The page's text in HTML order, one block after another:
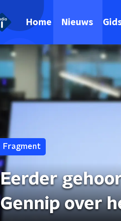
Home Nieuws
Fragment
Eerder
Gennip over